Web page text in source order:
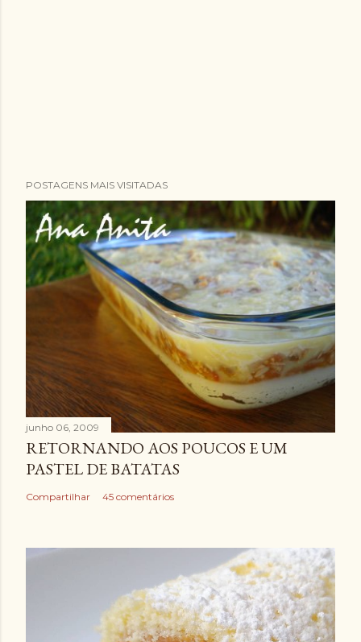
POSTAGENS MAIS VISITADAS
junho 06, 2009
RETORNANDO AOS POUCOS E UM
PASTEL DE BATATAS
Compartilhar 45 comentários